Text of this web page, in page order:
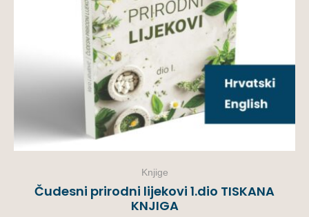
Knjige
Čudesni prirodni lijekovi 1.dio TISKANA
KNJIGA